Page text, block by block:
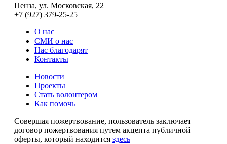
Пенза, ул. Московская, 22
+7 (927) 379-25-25
О нас
СМИ о нас
Нас благодарят
Контакты
Новости
Проекты
Стать волонтером
Как помочь
Совершая пожертвование, пользователь заключает
договор пожертвования путем акцепта публичной
оферты, который находится здесь